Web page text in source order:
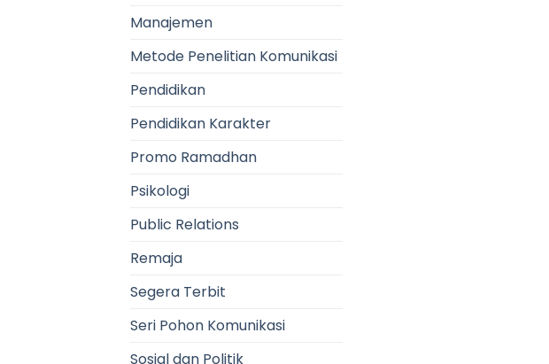
Manajemen
Metode Penelitian Komunikasi
Pendidikan
Pendidikan Karakter
Promo Ramadhan
Psikologi
Public Relations
Remaja
Segera Terbit
Seri Pohon Komunikasi
Sosial dan Politik